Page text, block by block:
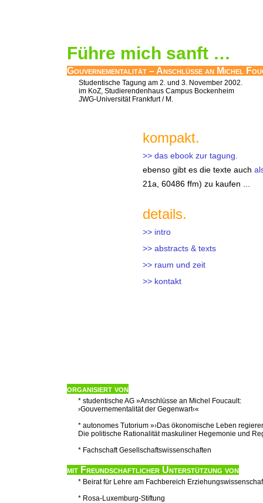
Führe mich sanft …
Gouvernementalität – Anschlüsse an Michel
Studentische Tagung am 2. und 3. November 2002.
im KoZ, Studierendenhaus Campus Bockenheim
JWG-Universität Frankfurt / M.
kompakt.
>> das ebook zur tagung.
ebenso gibt es die texte auch
21a, 60486 ffm) zu kaufen ...
details.
>> intro
>> abstracts & texts
>> raum und zeit
>> kontakt
organisiert von
* studentische AG »Anschlüsse an Michel Foucault:
›Gouvernementalität der Gegenwart‹«
* autonomes Tutorium »›Das ökonomische Leben
Die politische Rationalität maskuliner Hegemonie und
* Fachschaft Gesellschaftswissenschaften
mit Freundschaftlicher Unterstützung von
* Beirat für Lehre am Fachbereich
* Rosa-Luxemburg-Stiftung